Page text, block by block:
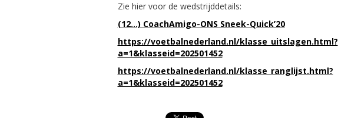
Zie hier voor de wedstrijddetails:
(12…) CoachAmigo-ONS Sneek-Quick’20
https://voetbalnederland.nl/klasse_uitslagen.html?
a=1&klasseid=202501452
https://voetbalnederland.nl/klasse_ranglijst.html?
a=1&klasseid=202501452